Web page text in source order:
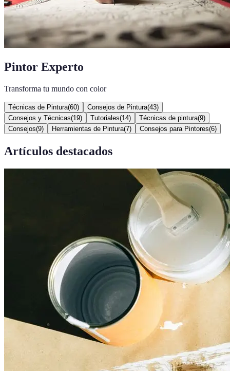
Pintor Experto
Transforma tu mundo con color
Técnicas de Pintura(60) Consejos de Pintura(43)
Consejos y Técnicas(19) Tutoriales(14) Técnicas de pintura(9)
Consejos(9) Herramientas de Pintura(7) Consejos para Pintores(6)
Artículos destacados